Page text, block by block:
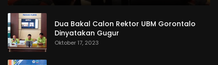
Dua Bakal Calon Rektor UBM Gorontalo
Dinyatakan Gugur
Oktober 17, 2023